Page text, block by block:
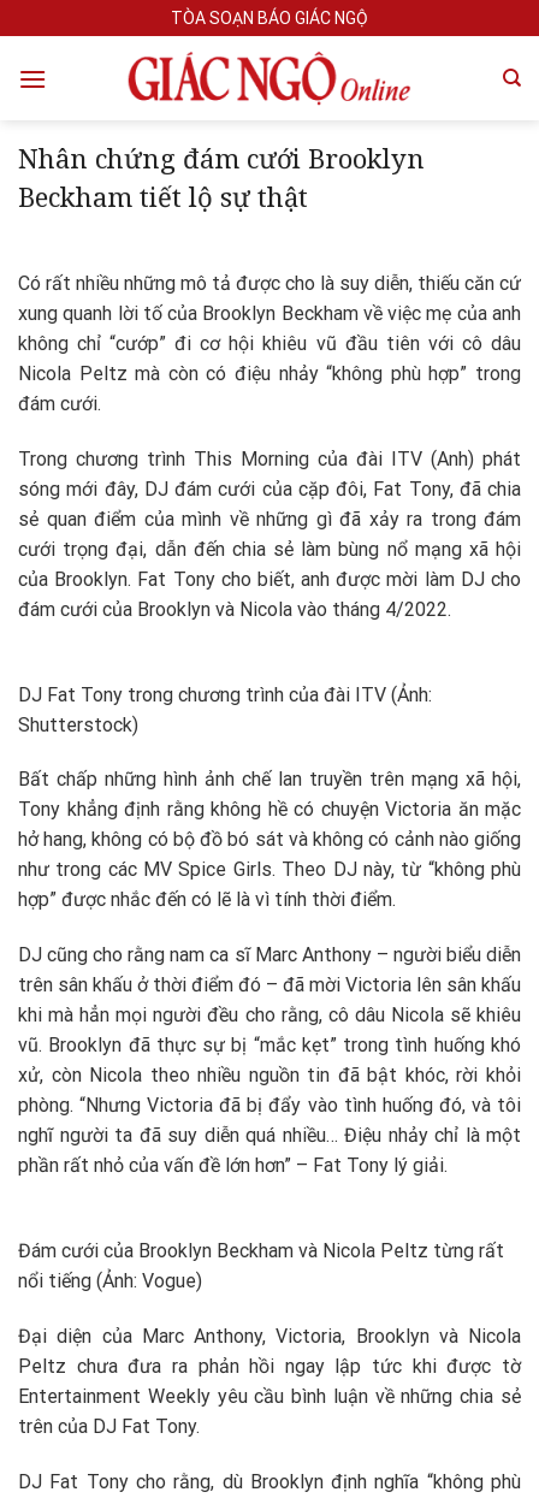
to
content
TÒA SOẠN BÁO GIÁC NGỘ
Nhân chứng đám cưới Brooklyn
Beckham tiết lộ sự thật
Có rất nhiều những mô tả được cho là suy diễn, thiếu căn cứ
xung quanh lời tố của Brooklyn Beckham về việc mẹ của anh
không chỉ “cướp” đi cơ hội khiêu vũ đầu tiên với cô dâu
Nicola Peltz mà còn có điệu nhảy “không phù hợp” trong
đám cưới.
Trong chương trình This Morning của đài ITV (Anh) phát
sóng mới đây, DJ đám cưới của cặp đôi, Fat Tony, đã chia
sẻ quan điểm của mình về những gì đã xảy ra trong đám
cưới trọng đại, dẫn đến chia sẻ làm bùng nổ mạng xã hội
của Brooklyn. Fat Tony cho biết, anh được mời làm DJ cho
đám cưới của Brooklyn và Nicola vào tháng 4/2022.
DJ Fat Tony trong chương trình của đài ITV (Ảnh:
Shutterstock)
Bất chấp những hình ảnh chế lan truyền trên mạng xã hội,
Tony khẳng định rằng không hề có chuyện Victoria ăn mặc
hở hang, không có bộ đồ bó sát và không có cảnh nào giống
như trong các MV Spice Girls. Theo DJ này, từ “không phù
hợp” được nhắc đến có lẽ là vì tính thời điểm.
DJ cũng cho rằng nam ca sĩ Marc Anthony – người biểu diễn
trên sân khấu ở thời điểm đó – đã mời Victoria lên sân khấu
khi mà hẳn mọi người đều cho rằng, cô dâu Nicola sẽ khiêu
vũ. Brooklyn đã thực sự bị “mắc kẹt” trong tình huống khó
xử, còn Nicola theo nhiều nguồn tin đã bật khóc, rời khỏi
phòng. “Nhưng Victoria đã bị đẩy vào tình huống đó, và tôi
nghĩ người ta đã suy diễn quá nhiều… Điệu nhảy chỉ là một
phần rất nhỏ của vấn đề lớn hơn” – Fat Tony lý giải.
Đám cưới của Brooklyn Beckham và Nicola Peltz từng rất
nổi tiếng (Ảnh: Vogue)
Đại diện của Marc Anthony, Victoria, Brooklyn và Nicola
Peltz chưa đưa ra phản hồi ngay lập tức khi được tờ
Entertainment Weekly yêu cầu bình luận về những chia sẻ
trên của DJ Fat Tony.
DJ Fat Tony cho rằng, dù Brooklyn định nghĩa “không phù